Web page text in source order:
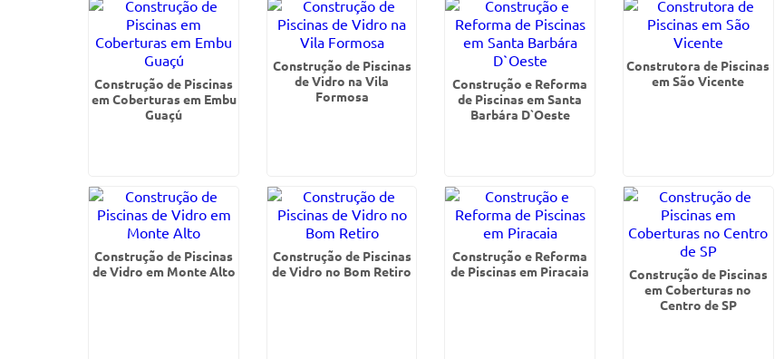
Construção de Piscinas
em Coberturas em Embu
Guaçú
Construção de Piscinas
de Vidro na Vila
Formosa
Construção e Reforma
de Piscinas em Santa
Barbára D`Oeste
Construtora de Piscinas
em São Vicente
Construção de Piscinas
de Vidro em Monte Alto
Construção de Piscinas
de Vidro no Bom Retiro
Construção e Reforma
de Piscinas em Piracaia
Construção de Piscinas
em Coberturas no
Centro de SP